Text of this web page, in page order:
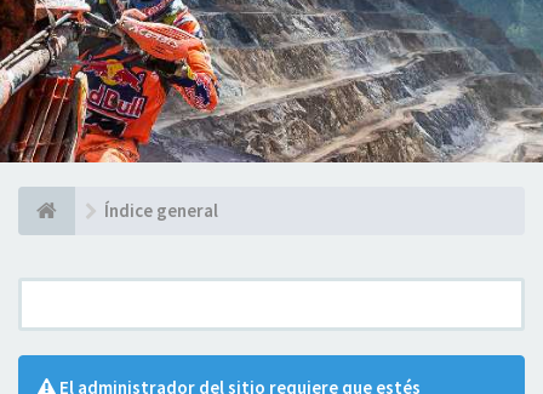
Índice general
El administrador del sitio requiere que estés